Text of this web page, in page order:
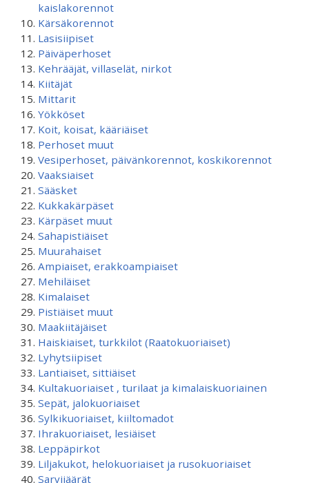
kaislakorennot
Kärsäkorennot
Lasisiipiset
Päiväperhoset
Kehrääjät, villaselät, nirkot
Kiitäjät
Mittarit
Yökköset
Koit, koisat, kääriäiset
Perhoset muut
Vesiperhoset, päivänkorennot, koskikorennot
Vaaksiaiset
Sääsket
Kukkakärpäset
Kärpäset muut
Sahapistiäiset
Muurahaiset
Ampiaiset, erakkoampiaiset
Mehiläiset
Kimalaiset
Pistiäiset muut
Maakiitäjäiset
Haiskiaiset, turkkilot (Raatokuoriaiset)
Lyhytsiipiset
Lantiaiset, sittiäiset
Kultakuoriaiset , turilaat ja kimalaiskuoriainen
Sepät, jalokuoriaiset
Sylkikuoriaiset, kiiltomadot
Ihrakuoriaiset, lesiäiset
Leppäpirkot
Liljakukot, helokuoriaiset ja rusokuoriaiset
Sarvijäärät